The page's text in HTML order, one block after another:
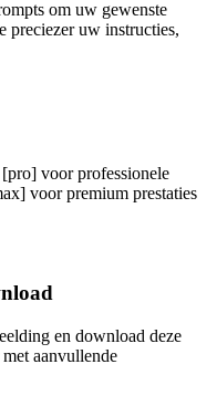
om uw gewenste
preciezer uw instructies,
voor professionele
voor premium prestaties
en download deze
aanvullende